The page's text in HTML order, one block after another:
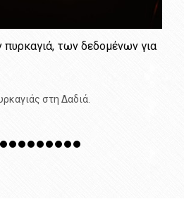
πυρκαγιά, των δεδομένων για
στη Δαδιά.